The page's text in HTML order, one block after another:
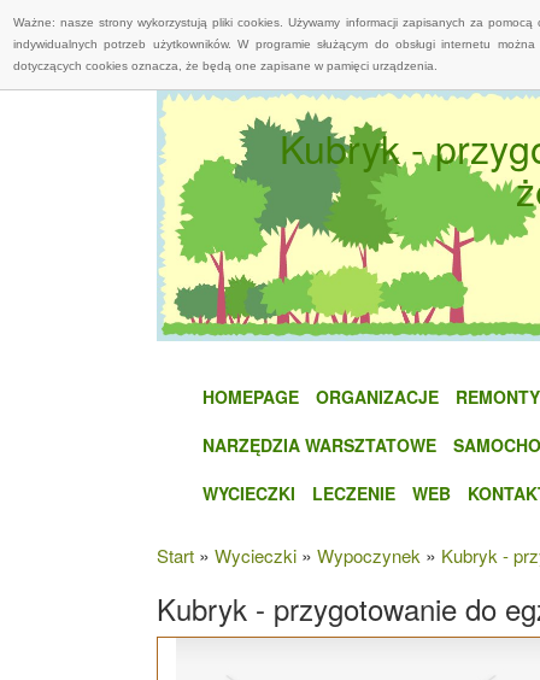
Ważne: nasze strony wykorzystują pliki cookies. Używamy informacji zapisanych za
indywidualnych potrzeb użytkowników. W programie służącym do obsługi internetu
dotyczących cookies oznacza, że będą one zapisane w pamięci urządzenia.
Kubryk -
HOMEPAGE ORGANIZACJE
REMONTY
NARZĘDZIA WARSZTATOWE
WYCIECZKI
LECZENIE WEB
Start » Wycieczki » Wypoczynek » Kubryk -
Kubryk - przygotowanie do